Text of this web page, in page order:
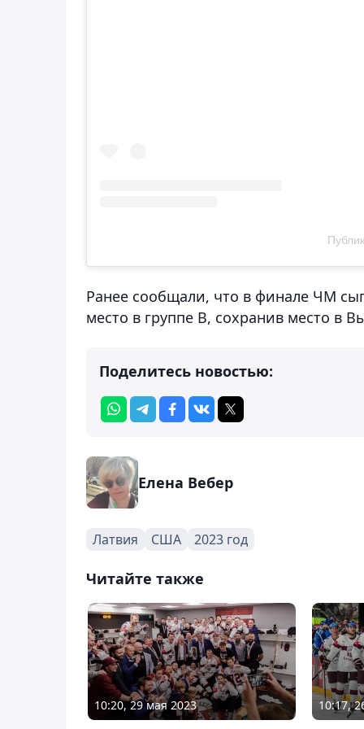
Ранее сообщали, что в финале ЧМ
место в группе B, сохранив место в
Поделитесь новостью:
Елена Вебер
Латвия США 2023 год
Читайте также
10:20, 29 мая 2023 10:17,